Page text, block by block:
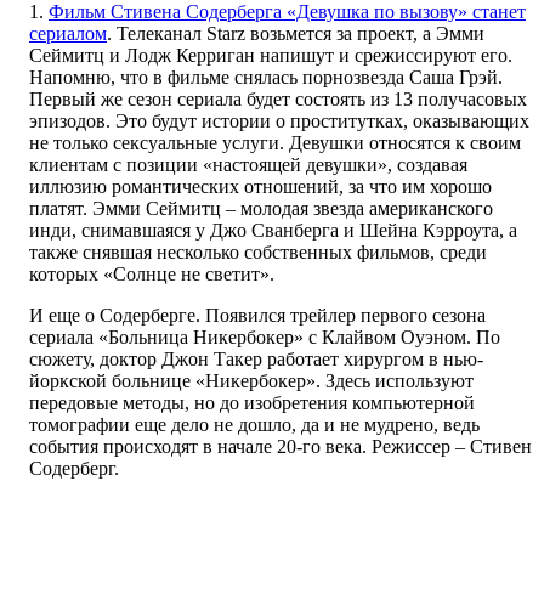
1. Фильм Стивена Содерберга «Девушка по вызову» станет
сериалом. Телеканал Starz возьмется за проект, а Эмми
Сеймитц и Лодж Керриган напишут и срежиссируют его.
Напомню, что в фильме снялась порнозвезда Саша Грэй.
Первый же сезон сериала будет состоять из 13 получасовых
эпизодов. Это будут истории о проститутках, оказывающих
не только сексуальные услуги. Девушки относятся к своим
клиентам с позиции «настоящей девушки», создавая
иллюзию романтических отношений, за что им хорошо
платят. Эмми Сеймитц – молодая звезда американского
инди, снимавшаяся у Джо Сванберга и Шейна Кэрроута, а
также снявшая несколько собственных фильмов, среди
которых «Солнце не светит».
И еще о Содерберге. Появился трейлер первого сезона
сериала «Больница Никербокер» с Клайвом Оуэном. По
сюжету, доктор Джон Такер работает хирургом в нью-
йоркской больнице «Никербокер». Здесь используют
передовые методы, но до изобретения компьютерной
томографии еще дело не дошло, да и не мудрено, ведь
события происходят в начале 20-го века. Режиссер – Стивен
Содерберг.